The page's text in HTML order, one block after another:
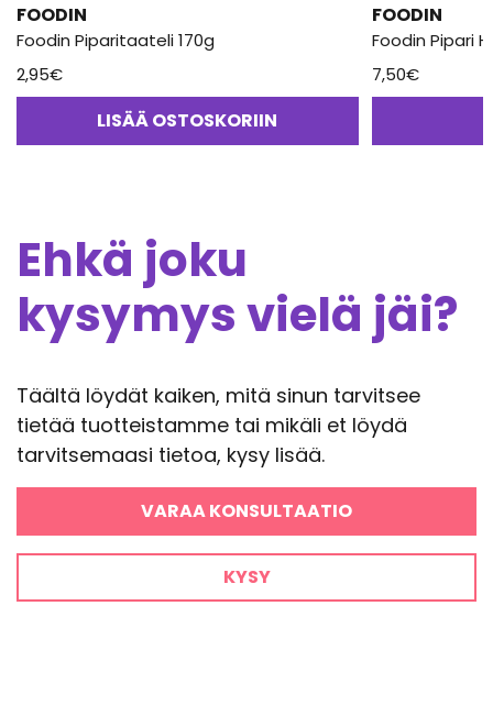
FOODIN
Foodin Piparitaateli 170g
2,95€
LISÄÄ OSTOSKORIIN
FOODIN
Foodin Pipari
7,50€
Ehkä joku
kysymys vielä jäi?
Täältä löydät kaiken, mitä sinun tarvitsee
tietää tuotteistamme tai mikäli et löydä
tarvitsemaasi tietoa, kysy lisää.
VARAA KONSULTAATIO
KYSY